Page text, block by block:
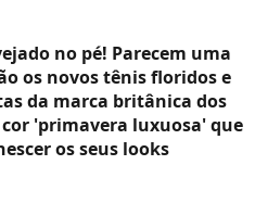
no pé! Parecem uma
os novos tênis floridos e
da marca britânica dos
cor 'primavera luxuosa' que
os seus looks